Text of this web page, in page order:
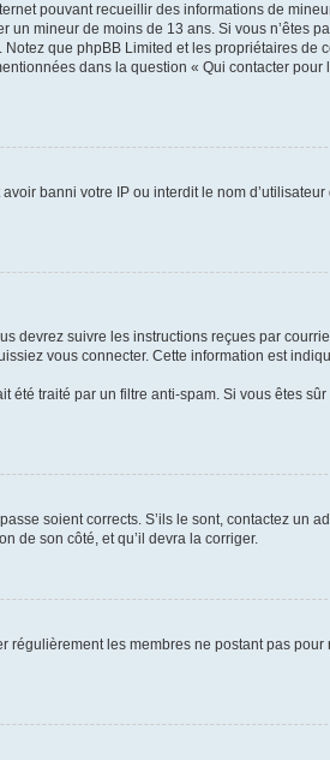
pouvant recueillir des informations de
mineur de moins de 13 ans. Si vous n’êtes
que phpBB Limited et les propriétaires de
dans la question « Qui contacter
banni votre IP ou interdit le nom
devrez suivre les instructions reçues par
vous connecter. Cette information est
traité par un filtre anti-spam. Si vous êtes
soient corrects. S’ils le sont, contactez un
de son côté, et qu’il devra la corriger.
régulièrement les membres ne postant pas